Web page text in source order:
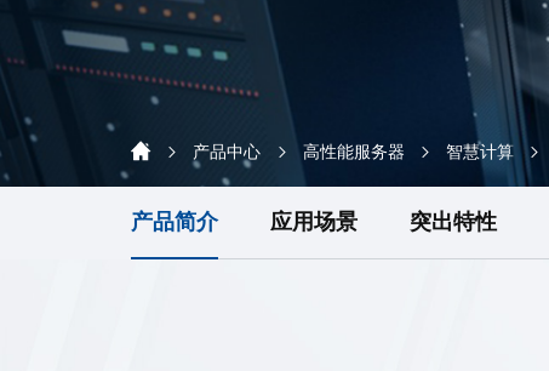
产品中心 高性能服务器 智慧计算
产品简介 应用场景 突出特性